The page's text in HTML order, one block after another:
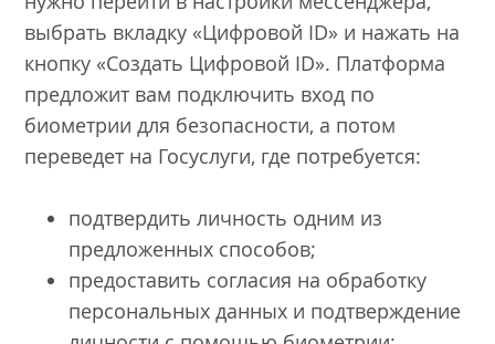
выбрать вкладку «Цифровой ID» и нажать на
кнопку «Создать Цифровой ID». Платформа
предложит вам подключить вход по
биометрии для безопасности, а потом
переведет на Госуслуги, где потребуется:
подтвердить личность одним из
предложенных способов;
предоставить согласия на обработку
персональных данных и подтверждение